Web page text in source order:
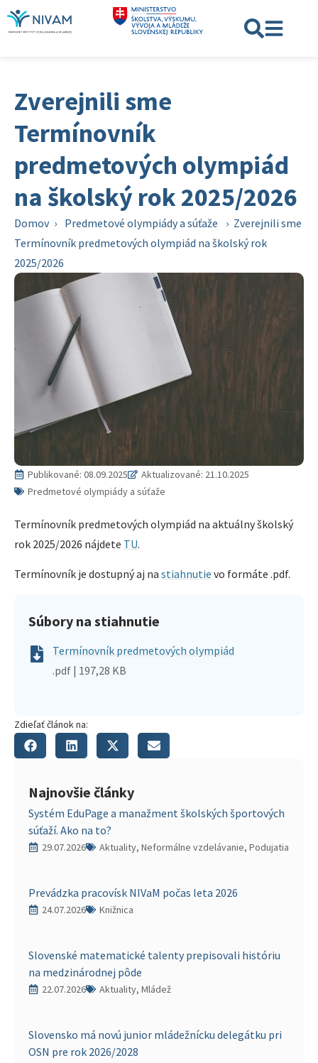
Zverejnili sme
Termínovník
predmetových olympiád
na školský rok 2025/2026
Domov › Predmetové olympiády a súťaže › Zverejnili sme
Termínovník predmetových olympiád na školský rok
2025/2026
Publikované: 08.09.2025
Aktualizované: 21.10.2025
Predmetové olympiády a súťaže
Termínovník predmetových olympiád na aktuálny školský
rok 2025/2026 nájdete TU.
Termínovník je dostupný aj na stiahnutie vo formáte .pdf.
Súbory na stiahnutie
Termínovník predmetových olympiád
.pdf | 197,28 KB
Zdieľať článok na:
Najnovšie články
Systém EduPage a manažment školských športových
súťaží. Ako na to?
29.07.2026 Aktuality, Neformálne vzdelávanie, Podujatia
Prevádzka pracovísk NIVaM počas leta 2026
24.07.2026 Knižnica
Slovenské matematické talenty prepisovali históriu
na medzinárodnej pôde
22.07.2026 Aktuality, Mládež
Slovensko má novú junior mládežnícku delegátku pri
OSN pre rok 2026/2028